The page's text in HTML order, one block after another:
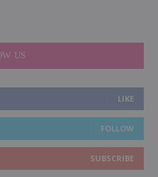
US
LIKE
FOLLOW
SUBSCRIBE